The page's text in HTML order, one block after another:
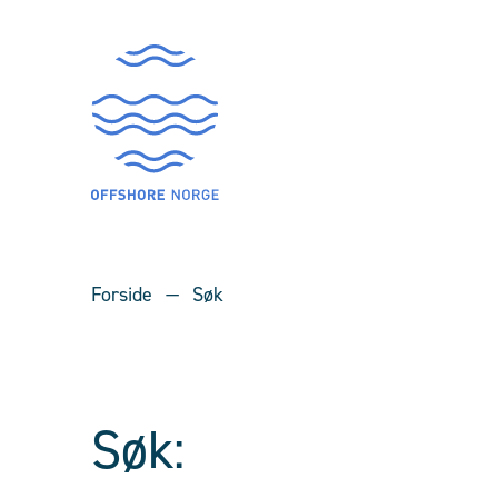
Forside Søk
Søk: